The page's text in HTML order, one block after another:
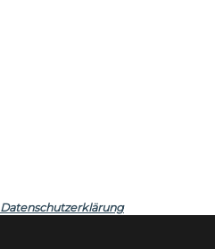
Datenschutzerklärung